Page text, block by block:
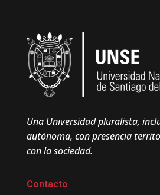
Una Universidad pluralista, inclusiva, reformista y
autónoma, con presencia
con la sociedad.
Contacto